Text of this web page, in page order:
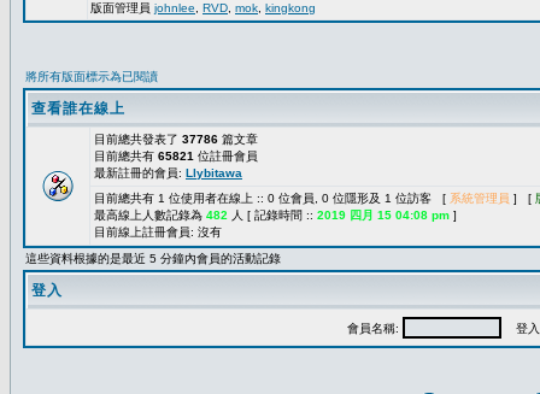
版面管理員 johnlee RVD mok kingkong
將所有版面標示為已閱讀
查看誰在線上
目前總共發表了 37786 篇文章
目前總共有 65821 位註冊會員
最新註冊的會員: Llybitawa
目前總共有 1 位使用者在線上 :: 0 位會員, 0 位隱形及 1 位訪客 [ 系統管理員 ] [
最高線上人數記錄為 482 人 [ 記錄時間 :: 2019 四月 15 04:08 pm ]
目前線上註冊會員: 沒有
這些資料根據的是最近 5 分鐘內會員的活動記錄
登入
會員名稱: 登入